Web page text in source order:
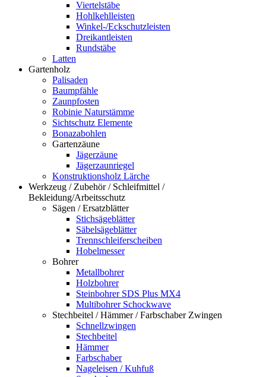
Viertelstäbe
Hohlkehlleisten
Winkel-/Eckschutzleisten
Dreikantleisten
Rundstäbe
Latten
Gartenholz
Palisaden
Baumpfähle
Zaunpfosten
Robinie Naturstämme
Sichtschutz Elemente
Bonazabohlen
Gartenzäune
Jägerzäune
Jägerzaunriegel
Konstruktionsholz Lärche
Werkzeug / Zubehör / Schleifmittel /
Bekleidung/Arbeitsschutz
Sägen / Ersatzblätter
Stichsägeblätter
Säbelsägeblätter
Trennschleiferscheiben
Hobelmesser
Bohrer
Metallbohrer
Holzbohrer
Steinbohrer SDS Plus MX4
Multibohrer Schockwave
Stechbeitel / Hämmer / Farbschaber Zwingen
Schnellzwingen
Stechbeitel
Hämmer
Farbschaber
Nageleisen / Kuhfuß